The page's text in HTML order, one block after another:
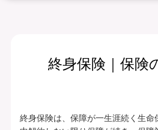
終身保険｜保険
終身保険は、保障が一生涯続く生命